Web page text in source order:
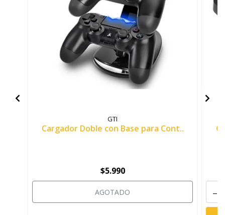
GTI
Cargador Doble con Base para Cont..
$5.990
AGOTADO -